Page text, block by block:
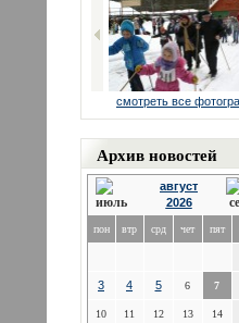
смотреть все
Архив новостей
август
2026
пон втр срд чет пят
3 4 5 6 7
10 11 12 13 14